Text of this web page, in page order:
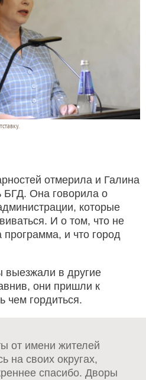
отмерила и Галина
БГД. Она говорила о
которые
И о том, что не
и что город
выезжали в другие
они пришли к
чем гордиться.
от имени жителей
на своих округах,
спасибо. Дворы